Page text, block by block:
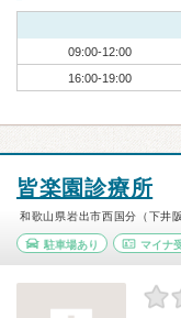
09:00-12:00
16:00-19:00
皆楽園診療所
和歌山県岩出市西国分（下井阪
駐車場あり マイナ